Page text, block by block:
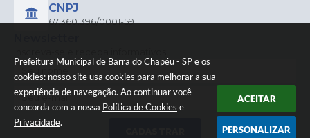
Prefeitura Municipal de Barra do Chapéu - SP e os
cookies: nosso site usa cookies para melhorar a sua
experiência de navegação. Ao continuar você
concorda com a nossa Política de Cookies e
Privacidade.
ACEITAR
PERSONALIZAR
CNPJ
67.360.396/0001-59